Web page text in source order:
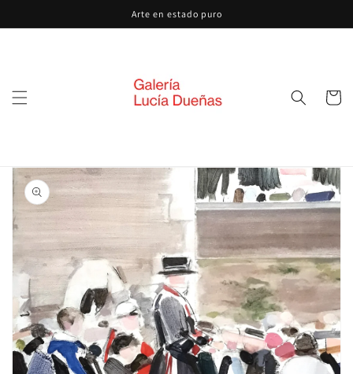
al contenido
Arte en estado puro
Carrito
directamente
a la
información
del producto